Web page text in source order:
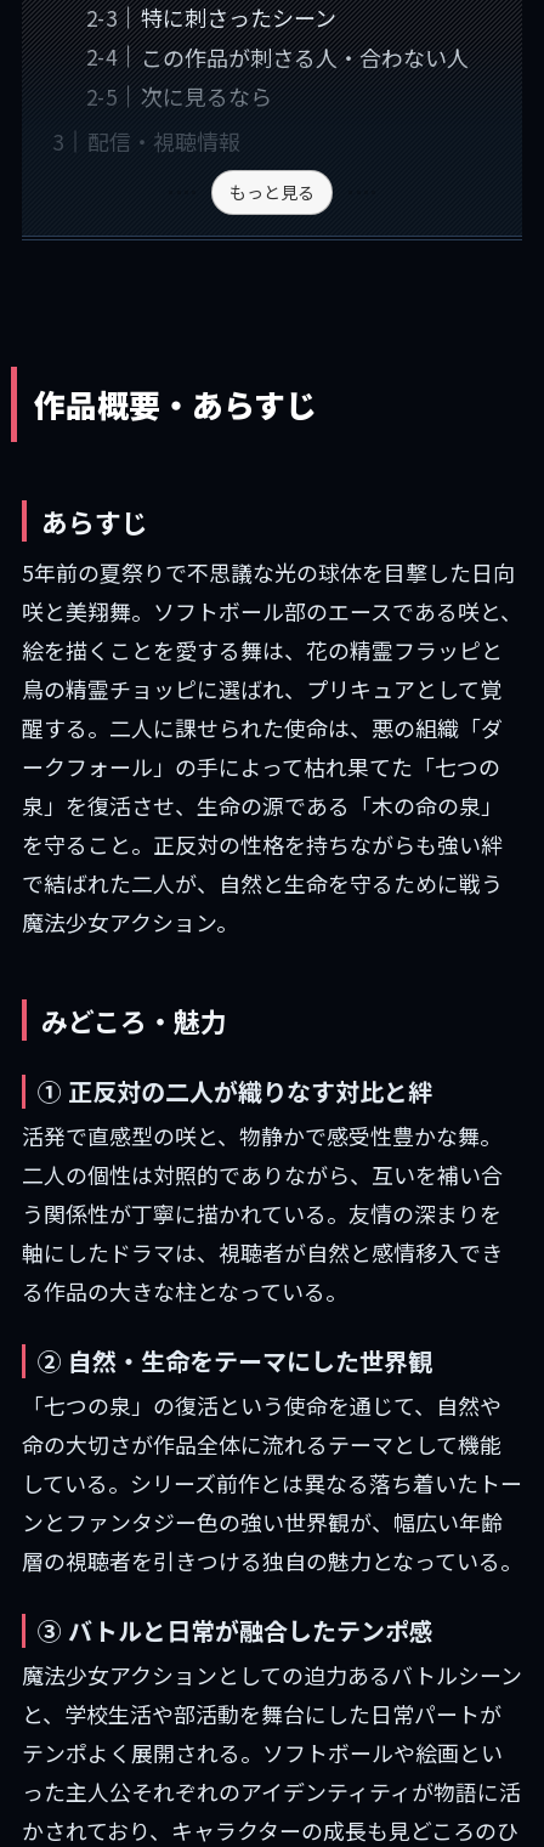
特に刺さったシーン
この作品が刺さる人・合わない人
次に見るなら
配信・視聴情報
もっと見る
作品概要・あらすじ
あらすじ
5年前の夏祭りで不思議な光の球体を目撃した日向
咲と美翔舞。ソフトボール部のエースである咲と、
絵を描くことを愛する舞は、花の精霊フラッピと
鳥の精霊チョッピに選ばれ、プリキュアとして覚
醒する。二人に課せられた使命は、悪の組織「ダ
ークフォール」の手によって枯れ果てた「七つの
泉」を復活させ、生命の源である「木の命の泉」
を守ること。正反対の性格を持ちながらも強い絆
で結ばれた二人が、自然と生命を守るために戦う
魔法少女アクション。
みどころ・魅力
① 正反対の二人が織りなす対比と絆
活発で直感型の咲と、物静かで感受性豊かな舞。
二人の個性は対照的でありながら、互いを補い合
う関係性が丁寧に描かれている。友情の深まりを
軸にしたドラマは、視聴者が自然と感情移入でき
る作品の大きな柱となっている。
② 自然・生命をテーマにした世界観
「七つの泉」の復活という使命を通じて、自然や
命の大切さが作品全体に流れるテーマとして機能
している。シリーズ前作とは異なる落ち着いたトー
ンとファンタジー色の強い世界観が、幅広い年齢
層の視聴者を引きつける独自の魅力となっている。
③ バトルと日常が融合したテンポ感
魔法少女アクションとしての迫力あるバトルシーン
と、学校生活や部活動を舞台にした日常パートが
テンポよく展開される。ソフトボールや絵画とい
った主人公それぞれのアイデンティティが物語に活
かされており、キャラクターの成長も見どころのひ